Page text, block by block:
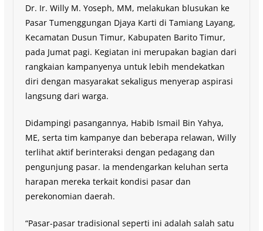
Dr. Ir. Willy M. Yoseph, MM, melakukan blusukan ke
Pasar Tumenggungan Djaya Karti di Tamiang Layang,
Kecamatan Dusun Timur, Kabupaten Barito Timur,
pada Jumat pagi. Kegiatan ini merupakan bagian dari
rangkaian kampanyenya untuk lebih mendekatkan
diri dengan masyarakat sekaligus menyerap aspirasi
langsung dari warga.
Didampingi pasangannya, Habib Ismail Bin Yahya,
ME, serta tim kampanye dan beberapa relawan, Willy
terlihat aktif berinteraksi dengan pedagang dan
pengunjung pasar. Ia mendengarkan keluhan serta
harapan mereka terkait kondisi pasar dan
perekonomian daerah.
“Pasar-pasar tradisional seperti ini adalah salah satu